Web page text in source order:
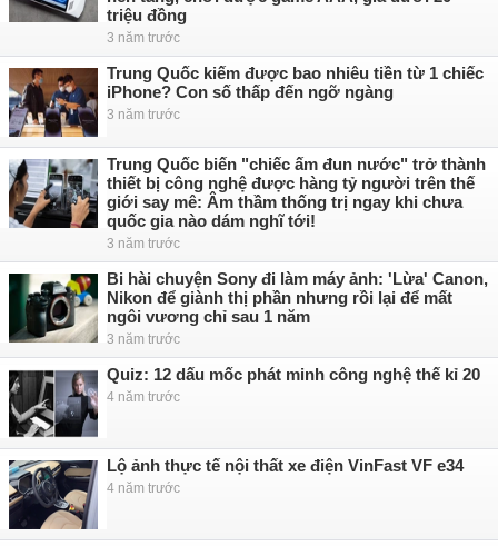
triệu đồng
3 năm trước
Trung Quốc kiếm được bao nhiêu tiền từ 1 chiếc
iPhone? Con số thấp đến ngỡ ngàng
3 năm trước
Trung Quốc biến "chiếc ấm đun nước" trở thành
thiết bị công nghệ được hàng tỷ người trên thế
giới say mê: Âm thầm thống trị ngay khi chưa
quốc gia nào dám nghĩ tới!
3 năm trước
Bi hài chuyện Sony đi làm máy ảnh: 'Lừa' Canon,
Nikon để giành thị phần nhưng rồi lại để mất
ngôi vương chỉ sau 1 năm
3 năm trước
Quiz: 12 dấu mốc phát minh công nghệ thế kỉ 20
4 năm trước
Lộ ảnh thực tế nội thất xe điện VinFast VF e34
4 năm trước